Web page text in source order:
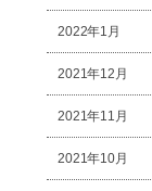
2022年1月
2021年12月
2021年11月
2021年10月